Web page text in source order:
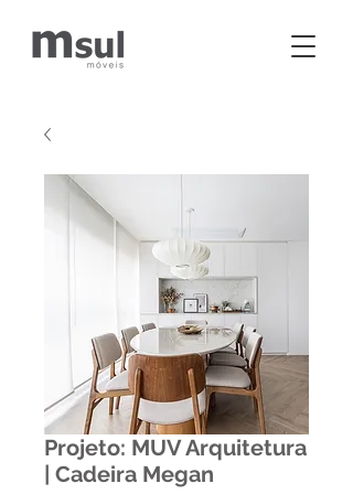
Projeto: MUV Arquitetura
| Cadeira Megan